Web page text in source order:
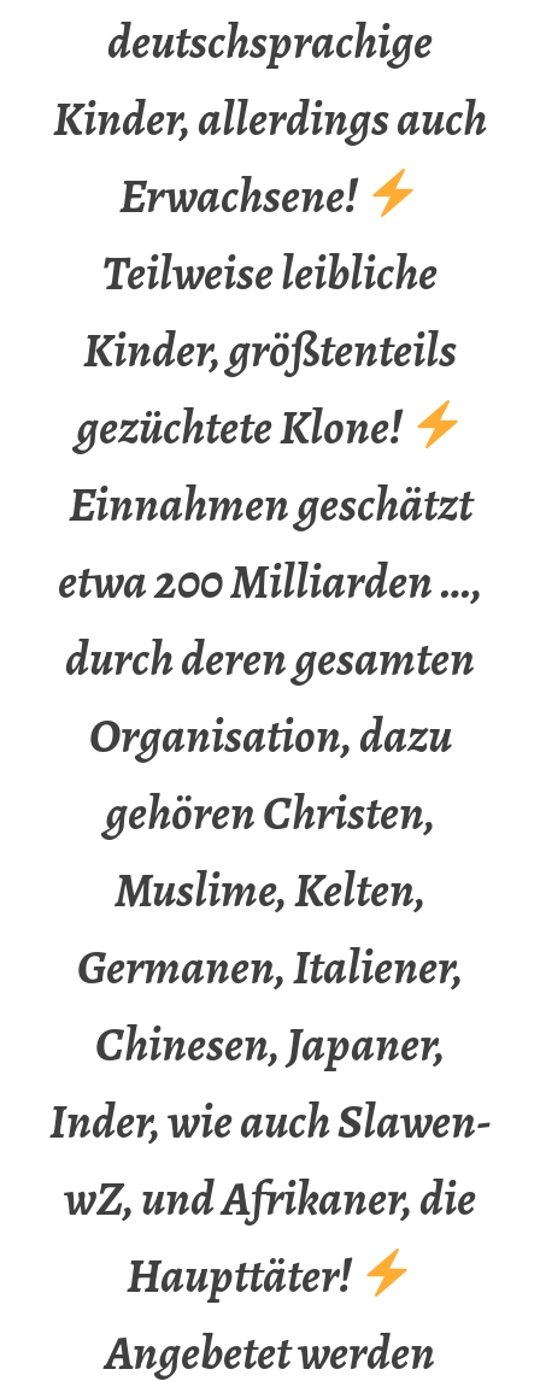
deutschsprachige
Kinder, allerdings auch
Erwachsene!
Teilweise leibliche
Kinder, größtenteils
gezüchtete Klone!
Einnahmen geschätzt
etwa 200 Milliarden …,
durch deren gesamten
Organisation, dazu
gehören Christen,
Muslime, Kelten,
Germanen, Italiener,
Chinesen, Japaner,
Inder, wie auch Slawen-
wZ, und Afrikaner, die
Haupttäter!
Angebetet werden